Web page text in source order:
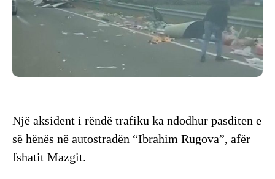
Një aksident i rëndë trafiku ka ndodhur pasditen e
së hënës në autostradën “Ibrahim Rugova”, afër
fshatit Mazgit.